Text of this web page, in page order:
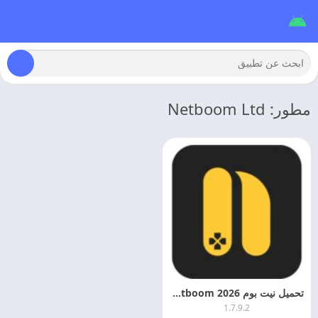
مطور: Netboom Ltd
تحميل نيت بوم 2026 Netboom مهكر APK + Mod
1.7.9.2